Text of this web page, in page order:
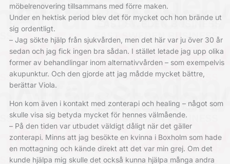
möbelrenovering tillsammans med förre maken.
Under en hektisk period blev det för mycket och hon brände ut
sig ordentligt.
– Jag sökte hjälp från sjukvården, men det här var ju över 30 år
sedan och jag fick ingen bra sådan. I stället letade jag upp olika
former av behandlingar inom alternativvården – som exempelvis
­akupunktur. Och den gjorde att jag ­mådde mycket bättre,
berättar Viola.
Hon kom även i kontakt med zon­terapi och healing – något som
skulle visa sig betyda mycket för hennes välmående.
– På den tiden var utbudet väldigt dåligt när det gäller
zonterapi. Minns att jag besökte en kvinna i Boxholm som hade
en mottagning och kände direkt att det var min grej. Om det
kunde hjälpa mig skulle det också kunna hjälpa många andra